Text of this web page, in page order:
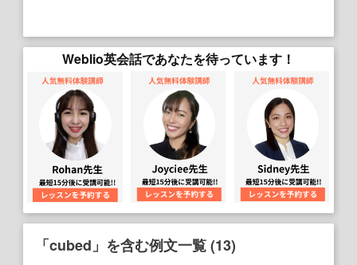
Weblio英会話であなたを待っています！
「cubed」を含む例文一覧 (13)